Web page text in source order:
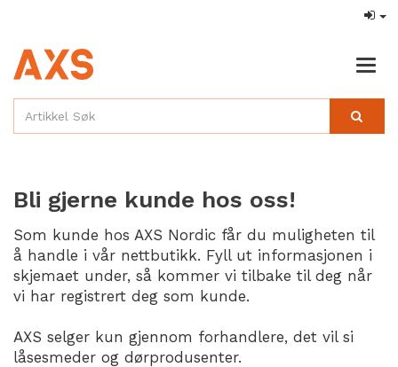
Bli gjerne kunde hos oss!
Som kunde hos AXS Nordic får du muligheten til
å handle i vår nettbutikk. Fyll ut informasjonen i
skjemaet under, så kommer vi tilbake til deg når
vi har registrert deg som kunde.
AXS selger kun gjennom forhandlere, det vil si
låsesmeder og dørprodusenter.